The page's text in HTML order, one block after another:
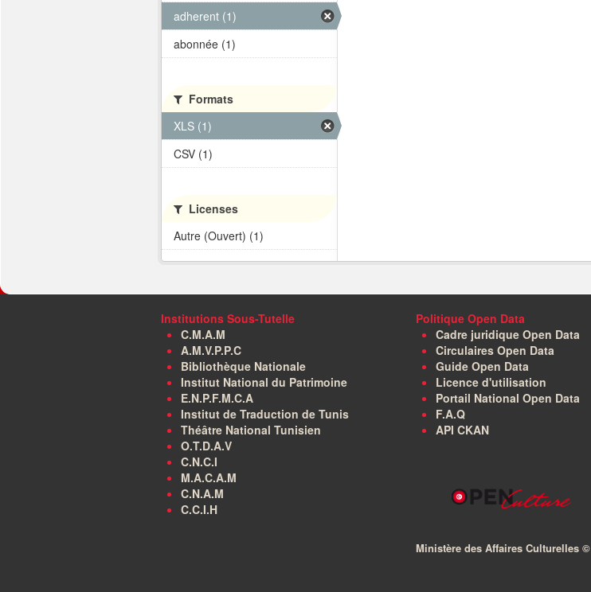
adherent (1)
abonnée (1)
Formats
XLS (1)
CSV (1)
Licenses
Autre (Ouvert) (1)
Institutions Sous-Tutelle
C.M.A.M
A.M.V.P.P.C
Bibliothèque Nationale
Institut National du Patrimoine
E.N.P.F.M.C.A
Institut de Traduction de Tunis
Théâtre National Tunisien
O.T.D.A.V
C.N.C.I
M.A.C.A.M
C.N.A.M
C.C.I.H
Politique Open Data
Cadre juridique Open Data
Circulaires Open Data
Guide Open Data
Licence d'utilisation
Portail National Open Data
F.A.Q
API CKAN
Ministère des Affaires Culturelles ©